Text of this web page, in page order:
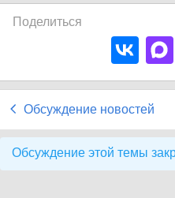
Поделиться
Обсуждение новостей
Обсуждение этой темы